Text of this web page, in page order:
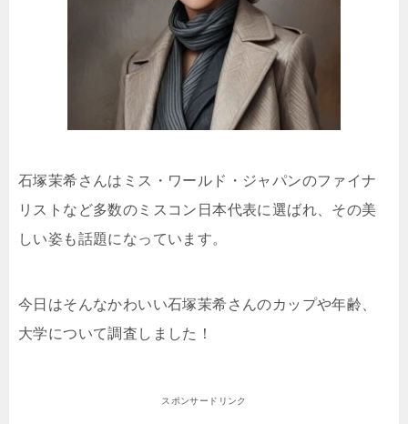
石塚茉希さんはミス・ワールド・ジャパンのファイナ
リストなど多数のミスコン日本代表に選ばれ、その美
しい姿も話題になっています。
今日はそんなかわいい石塚茉希さんのカップや年齢、
大学について調査しました！
スポンサードリンク